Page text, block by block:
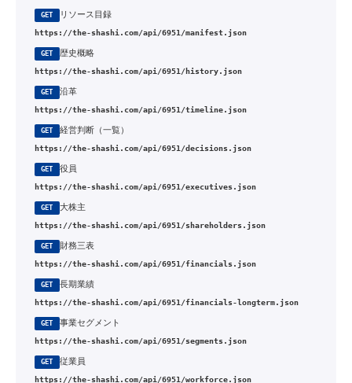
GET リソース目録
https://the-shashi.com/api/6951/manifest.json
GET 歴史概略
https://the-shashi.com/api/6951/history.json
GET 沿革
https://the-shashi.com/api/6951/timeline.json
GET 経営判断（一覧）
https://the-shashi.com/api/6951/decisions.json
GET 役員
https://the-shashi.com/api/6951/executives.json
GET 大株主
https://the-shashi.com/api/6951/shareholders.json
GET 財務三表
https://the-shashi.com/api/6951/financials.json
GET 長期業績
https://the-shashi.com/api/6951/financials-longterm.json
GET 事業セグメント
https://the-shashi.com/api/6951/segments.json
GET 従業員
https://the-shashi.com/api/6951/workforce.json